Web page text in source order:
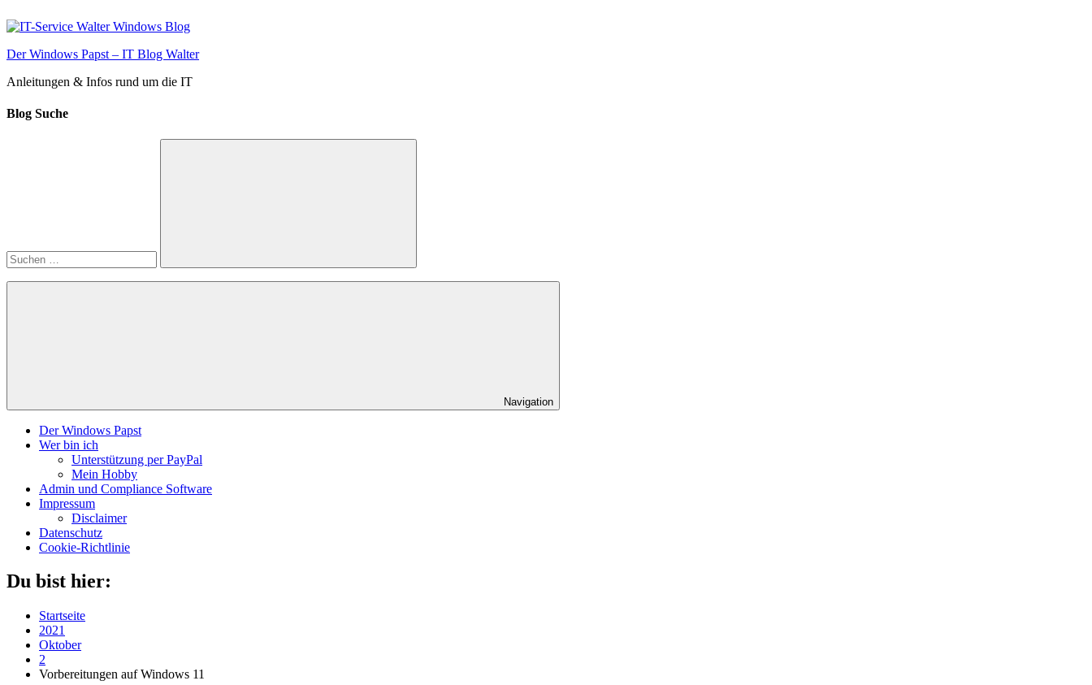
Inhalt
Der Windows Papst – IT Blog Walter
Anleitungen & Infos rund um die IT
Blog Suche
Suchen
Navigation
Der Windows Papst
Wer bin ich
Unterstützung per PayPal
Mein Hobby
Admin und Compliance Software
Impressum
Disclaimer
Datenschutz
Cookie-Richtlinie
Du bist hier:
Startseite
2021
Oktober
2
Vorbereitungen auf Windows 11